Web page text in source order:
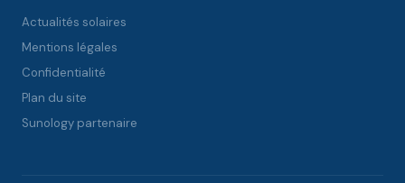
Actualités solaires
Mentions légales
Confidentialité
Plan du site
Sunology partenaire